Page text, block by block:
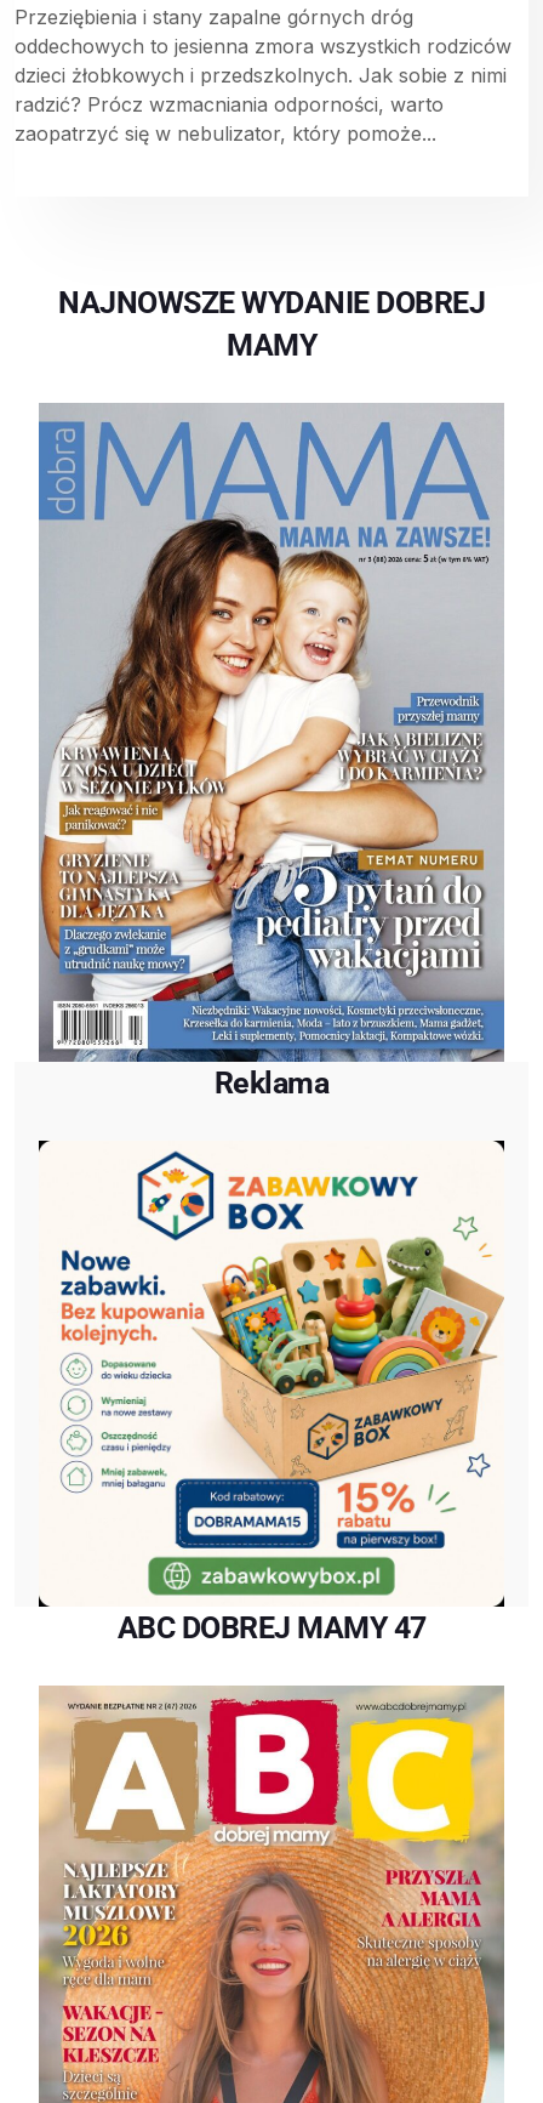
Przeziębienia i stany zapalne górnych dróg
oddechowych to jesienna zmora wszystkich rodziców
dzieci żłobkowych i przedszkolnych. Jak sobie z nimi
radzić? Prócz wzmacniania odporności, warto
zaopatrzyć się w nebulizator, który pomoże...
NAJNOWSZE WYDANIE DOBREJ
MAMY
Reklama
ABC DOBREJ MAMY 47